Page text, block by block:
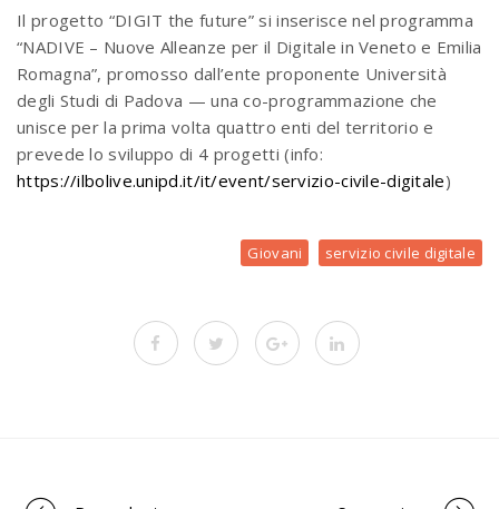
Il progetto “DIGIT the future” si inserisce nel programma
“NADIVE – Nuove Alleanze per il Digitale in Veneto e Emilia
Romagna”, promosso dall’ente proponente Università
degli Studi di Padova — una co-programmazione che
unisce per la prima volta quattro enti del territorio e
prevede lo sviluppo di 4 progetti (info:
https://ilbolive.unipd.it/it/event/servizio-civile-digitale)
Giovani servizio civile digitale